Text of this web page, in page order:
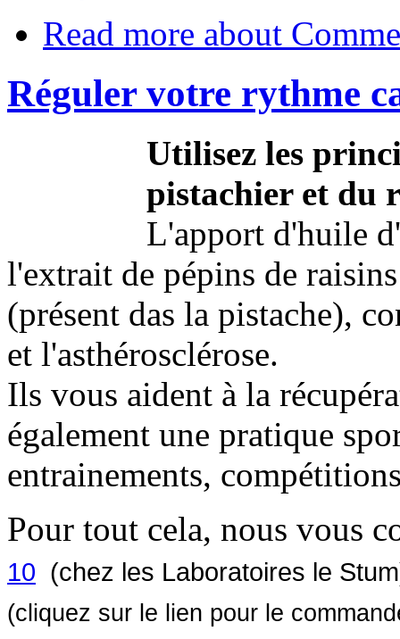
Read more about
Réguler votre rythme
Utilisez les
pistachier et du
L'apport d'huile
l'extrait de pépins de
(présent das la pistache),
et l'asthérosclérose.
Ils vous aident à la
également une pratique
entrainements,
Pour tout cela, nous vous
10 (chez les Laboratoires le
(cliquez sur le lien pour le